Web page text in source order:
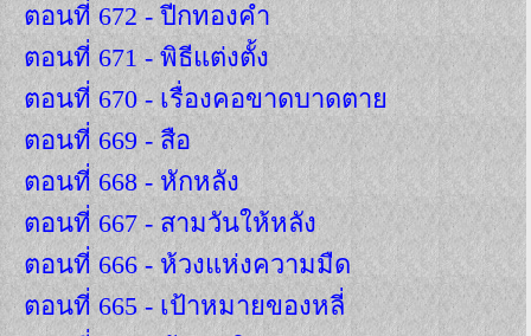
ตอนที่ 672 - ปีกทองคำ
ตอนที่ 671 - พิธีแต่งตั้ง
ตอนที่ 670 - เรื่องคอขาดบาดตาย
ตอนที่ 669 - สือ
ตอนที่ 668 - หักหลัง
ตอนที่ 667 - สามวันให้หลัง
ตอนที่ 666 - ห้วงแห่งความมืด
ตอนที่ 665 - เป้าหมายของหลี่